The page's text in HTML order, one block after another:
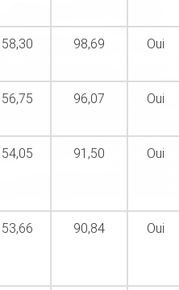
58,30 98,69 Oui
56,75 96,07 Oui
54,05 91,50 Oui
53,66 90,84 Oui